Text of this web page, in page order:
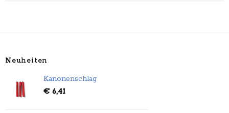
Neuheiten
Kanonenschlag
€ 6,41